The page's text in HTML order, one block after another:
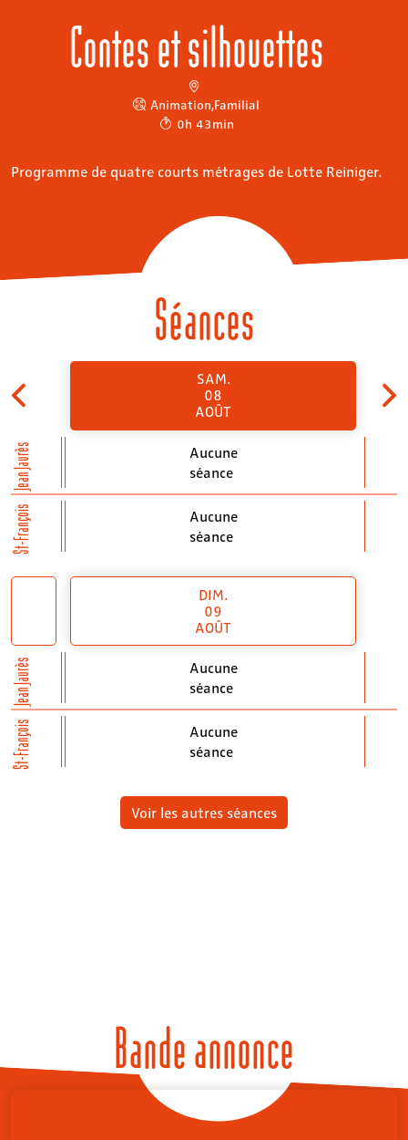
Contes et silhouettes
Animation,Familial
0h 43min
Programme de quatre courts métrages de Lotte Reiniger.
Séances
Jean Jaurès
St-François
SAM.
08
AOÛT
Aucune
séance
Aucune
séance
Jean Jaurès
St-François
DIM.
09
AOÛT
Aucune
séance
Aucune
séance
Voir les autres séances
Bande annonce